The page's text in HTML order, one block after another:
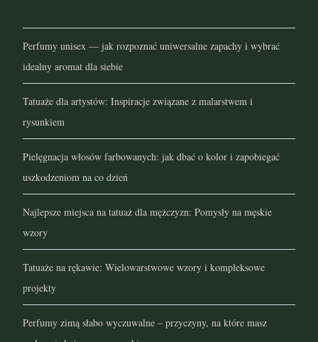
grudzień 2021
listopad 2021
wrzesień 2021
sierpień 2021
lipiec 2021
czerwiec 2021
maj 2021
marzec 2021
Perfumy unisex — jak rozpoznać uniwersalne zapachy i wybrać
idealny aromat dla siebie
Tatuaże dla artystów: Inspiracje związane z malarstwem i
rysunkiem
Pielęgnacja włosów farbowanych: jak dbać o kolor i zapobiegać
uszkodzeniom na co dzień
Najlepsze miejsca na tatuaż dla mężczyzn: Pomysły na męskie
wzory
Tatuaże na rękawie: Wielowarstwowe wzory i kompleksowe
projekty
Perfumy zimą słabo wyczuwalne – przyczyny, na które masz